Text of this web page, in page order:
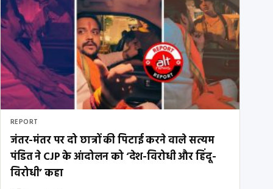
REPORT
जंतर-मंतर पर दो छात्रों की पिटाई करने वाले सत्यम
पंडित ने CJP के आंदोलन को ‘देश-विरोधी और हिंदू-
विरोधी’ कहा